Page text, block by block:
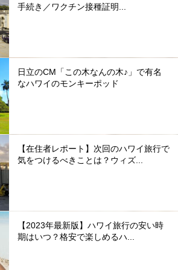
手続き／ワクチン接種証明...
日立のCM「この木なんの木♪」で有名
なハワイのモンキーポッド
【在住者レポート】次回のハワイ旅行で
気をつけるべきことは？ウィズ...
【2023年最新版】ハワイ旅行の安い時
期はいつ？格安で楽しめるハ...